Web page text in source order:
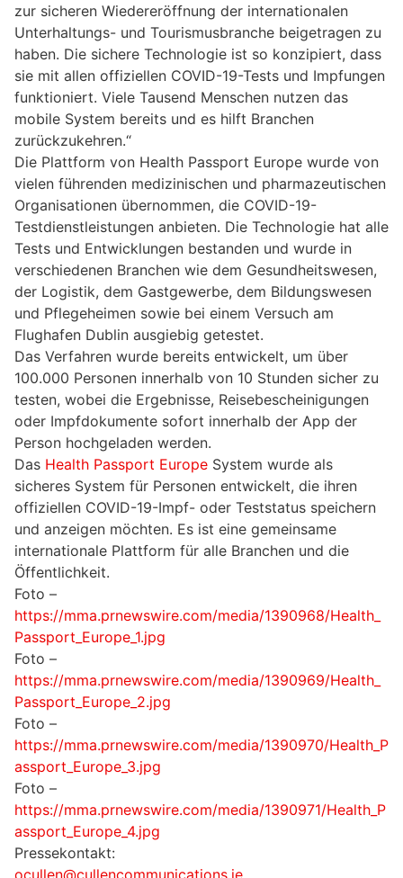
zur sicheren Wiedereröffnung der internationalen
Unterhaltungs- und Tourismusbranche beigetragen zu
haben. Die sichere Technologie ist so konzipiert, dass
sie mit allen offiziellen COVID-19-Tests und Impfungen
funktioniert. Viele Tausend Menschen nutzen das
mobile System bereits und es hilft Branchen
zurückzukehren.“
Die Plattform von Health Passport Europe wurde von
vielen führenden medizinischen und pharmazeutischen
Organisationen übernommen, die COVID-19-
Testdienstleistungen anbieten. Die Technologie hat alle
Tests und Entwicklungen bestanden und wurde in
verschiedenen Branchen wie dem Gesundheitswesen,
der Logistik, dem Gastgewerbe, dem Bildungswesen
und Pflegeheimen sowie bei einem Versuch am
Flughafen Dublin ausgiebig getestet.
Das Verfahren wurde bereits entwickelt, um über
100.000 Personen innerhalb von 10 Stunden sicher zu
testen, wobei die Ergebnisse, Reisebescheinigungen
oder Impfdokumente sofort innerhalb der App der
Person hochgeladen werden.
Das Health Passport Europe System wurde als
sicheres System für Personen entwickelt, die ihren
offiziellen COVID-19-Impf- oder Teststatus speichern
und anzeigen möchten. Es ist eine gemeinsame
internationale Plattform für alle Branchen und die
Öffentlichkeit.
Foto –
https://mma.prnewswire.com/media/1390968/Health_
Passport_Europe_1.jpg
Foto –
https://mma.prnewswire.com/media/1390969/Health_
Passport_Europe_2.jpg
Foto –
https://mma.prnewswire.com/media/1390970/Health_P
assport_Europe_3.jpg
Foto –
https://mma.prnewswire.com/media/1390971/Health_P
assport_Europe_4.jpg
Pressekontakt: